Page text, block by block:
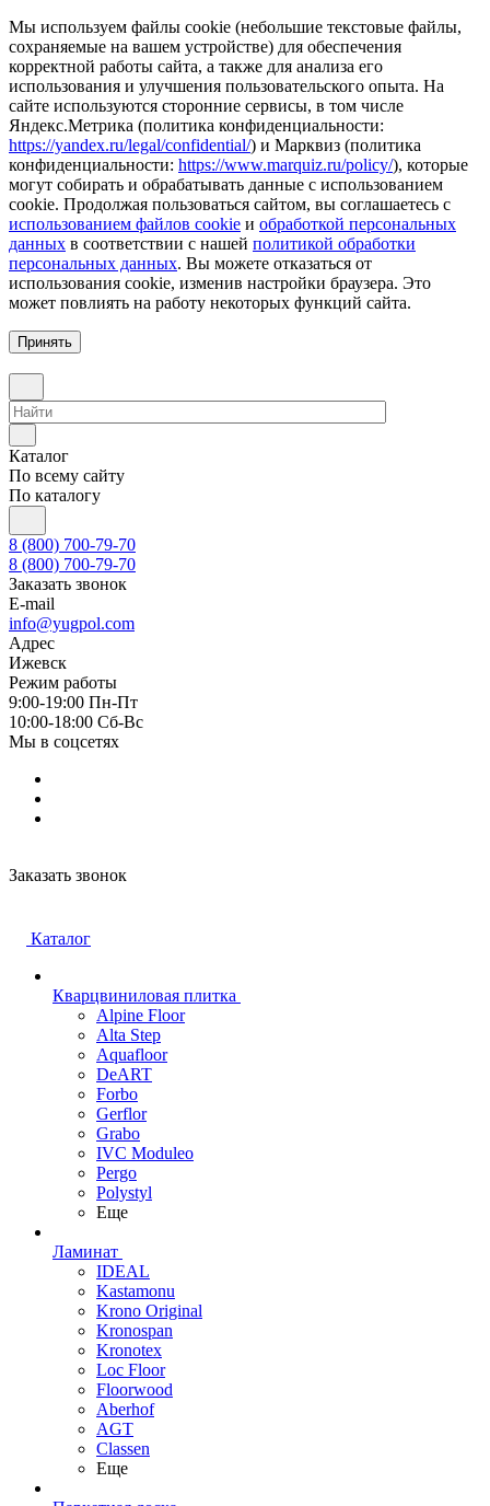
Мы используем файлы cookie (небольшие текстовые файлы,
сохраняемые на вашем устройстве) для обеспечения
корректной работы сайта, а также для анализа его
использования и улучшения пользовательского опыта. На
сайте используются сторонние сервисы, в том числе
Яндекс.Метрика (политика конфиденциальности:
https://yandex.ru/legal/confidential/) и Марквиз (политика
конфиденциальности: https://www.marquiz.ru/policy/), которые
могут собирать и обрабатывать данные с использованием
cookie. Продолжая пользоваться сайтом, вы соглашаетесь с
использованием файлов cookie и обработкой персональных
данных в соответствии с нашей политикой обработки
персональных данных. Вы можете отказаться от
использования cookie, изменив настройки браузера. Это
может повлиять на работу некоторых функций сайта.
Принять
Каталог
По всему сайту
По каталогу
8 (800) 700-79-70
8 (800) 700-79-70
Заказать звонок
E-mail
info@yugpol.com
Адрес
Ижевск
Режим работы
9:00-19:00 Пн-Пт
10:00-18:00 Cб-Вс
Мы в соцсетях
Заказать звонок
Каталог
Кварцвиниловая плитка
Alpine Floor
Alta Step
Aquafloor
DeART
Forbo
Gerflor
Grabo
IVC Moduleo
Pergo
Polystyl
Еще
Ламинат
IDEAL
Kastamonu
Krono Original
Kronospan
Kronotex
Loc Floor
Floorwood
Aberhof
AGT
Classen
Еще